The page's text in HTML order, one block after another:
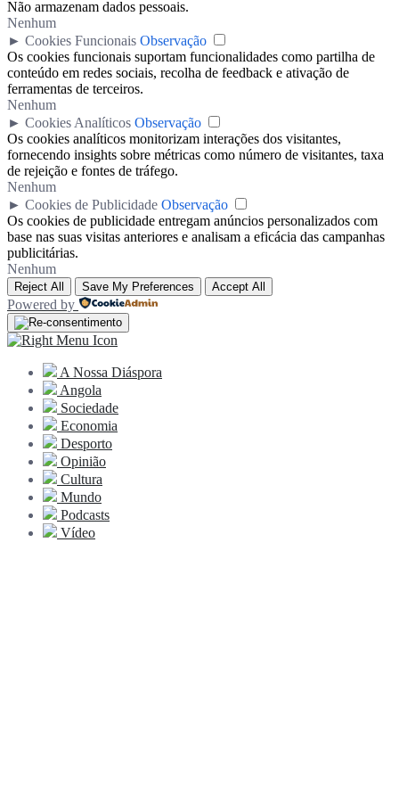
Não armazenam dados pessoais.
Nenhum
► Cookies Funcionais Observação
Os cookies funcionais suportam funcionalidades como partilha de
conteúdo em redes sociais, recolha de feedback e ativação de
ferramentas de terceiros.
Nenhum
► Cookies Analíticos Observação
Os cookies analíticos monitorizam interações dos visitantes,
fornecendo insights sobre métricas como número de visitantes, taxa
de rejeição e fontes de tráfego.
Nenhum
► Cookies de Publicidade Observação
Os cookies de publicidade entregam anúncios personalizados com
base nas suas visitas anteriores e analisam a eficácia das campanhas
publicitárias.
Nenhum
Reject All Save My Preferences Accept All
Powered by
A Nossa Diáspora
Angola
Sociedade
Economia
Desporto
Opinião
Cultura
Mundo
Podcasts
Vídeo